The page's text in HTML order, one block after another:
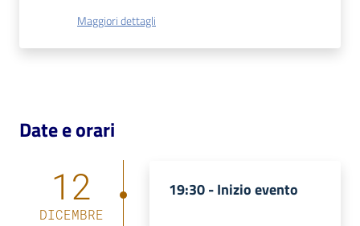
Eventi
Chiedi al
bibliotecario
Maggiori dettagli
Date e orari
12
DICEMBRE
19:30 -Inizio evento